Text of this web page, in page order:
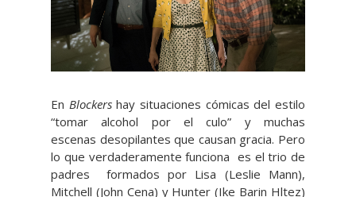
En Blockershay situaciones cómicas del estilo
“tomar alcohol por el culo” y muchas
escenas desopilantes que causan gracia. Pero
lo que verdaderamente funciona es el trio de
padres formados por Lisa (Leslie Mann),
Mitchell (John Cena) y Hunter (Ike Barin Hltez)